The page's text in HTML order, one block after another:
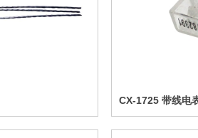
CX-1725 带线电